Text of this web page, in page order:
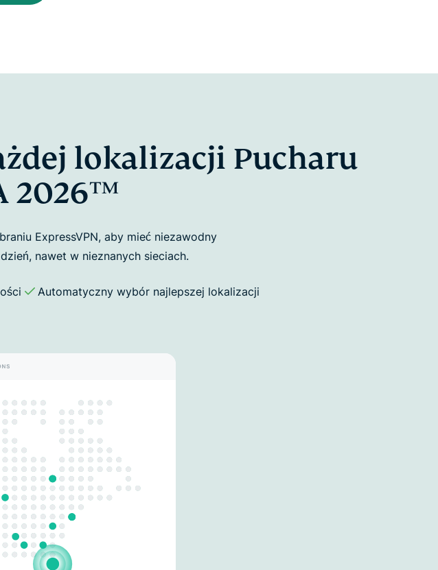
lokalizacji Pucharu
2026™
ExpressVPN, aby mieć niezawodny
nawet w nieznanych sieciach.
Automatyczny wybór najlepszej lokalizacji